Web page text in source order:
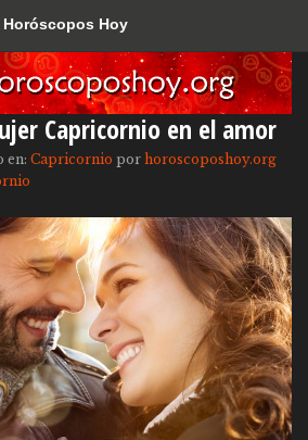
Horóscopos Hoy
Capricornio en el amor
en: Capricornio por horoscoposhoy.org